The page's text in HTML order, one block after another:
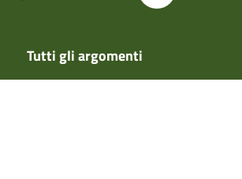
Tutti gli argomenti